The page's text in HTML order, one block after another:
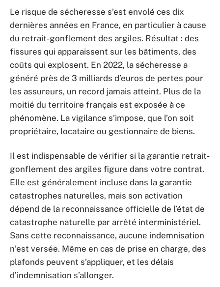
Le risque de sécheresse s’est envolé ces dix
dernières années en France, en particulier à cause
du retrait-gonflement des argiles. Résultat : des
fissures qui apparaissent sur les bâtiments, des
coûts qui explosent. En 2022, la sécheresse a
généré près de 3 milliards d’euros de pertes pour
les assureurs, un record jamais atteint. Plus de la
moitié du territoire français est exposée à ce
phénomène. La vigilance s’impose, que l’on soit
propriétaire, locataire ou gestionnaire de biens.
Il est indispensable de vérifier si la garantie retrait-
gonflement des argiles figure dans votre contrat.
Elle est généralement incluse dans la garantie
catastrophes naturelles, mais son activation
dépend de la reconnaissance officielle de l’état de
catastrophe naturelle par arrêté interministériel.
Sans cette reconnaissance, aucune indemnisation
n’est versée. Même en cas de prise en charge, des
plafonds peuvent s’appliquer, et les délais
d’indemnisation s’allonger.